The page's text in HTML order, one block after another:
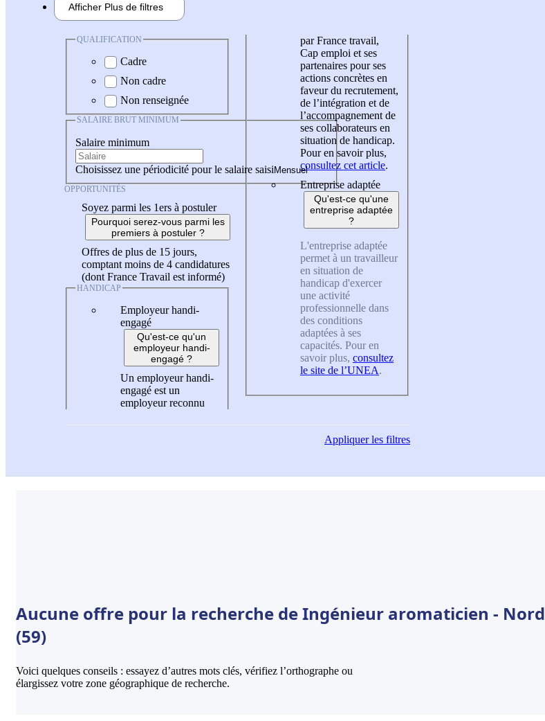
Afficher Plus de filtres
QUALIFICATION
Cadre
Non cadre
Non renseignée
SALAIRE BRUT MINIMUM
Salaire minimum
Choisissez une périodicité pour le salaire saisi
OPPORTUNITÉS
Soyez parmi les 1ers à postuler
Pourquoi serez-vous parmi les
premiers à postuler ?
Offres de plus de 15 jours,
comptant moins de 4 candidatures
(dont France Travail est informé)
HANDICAP
Employeur handi-
engagé
Qu'est-ce qu'un
employeur handi-
engagé ?
Un employeur handi-
engagé est un
employeur reconnu
par France travail,
Cap emploi et ses
partenaires pour ses
actions concrètes en
faveur du recrutement,
de l’intégration et de
l’accompagnement de
ses collaborateurs en
situation de handicap.
Pour en savoir plus,
consultez cet article.
Entreprise adaptée
Qu'est-ce qu'une
entreprise adaptée
?
L'entreprise adaptée
permet à un travailleur
en situation de
handicap d'exercer
une activité
professionnelle dans
des conditions
adaptées à ses
capacités. Pour en
savoir plus, consultez
le site de l’UNEA.
Appliquerles filtres
Aucune offre pour la recherche de Ingénieur aromaticien - Nord
(59)
Voici quelques conseils : essayez d’autres mots clés, vérifiez l’orthographe ou
élargissez votre zone géographique de recherche.